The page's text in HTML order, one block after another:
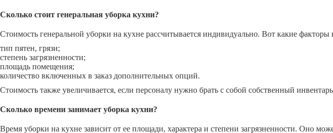
Сколько стоит генеральная уборка кухни?
Стоимость генеральной уборки на кухне рассчитывается индивидуально. Вот какие факторы
тип пятен, грязи;
степень загрязненности;
площадь помещения;
количество включенных в заказ дополнительных опций.
Стоимость также увеличивается, если персоналу нужно брать с собой собственный
Сколько времени занимает уборка кухни?
Время уборки на кухне зависит от ее площади, характера и степени загрязненности. Оно